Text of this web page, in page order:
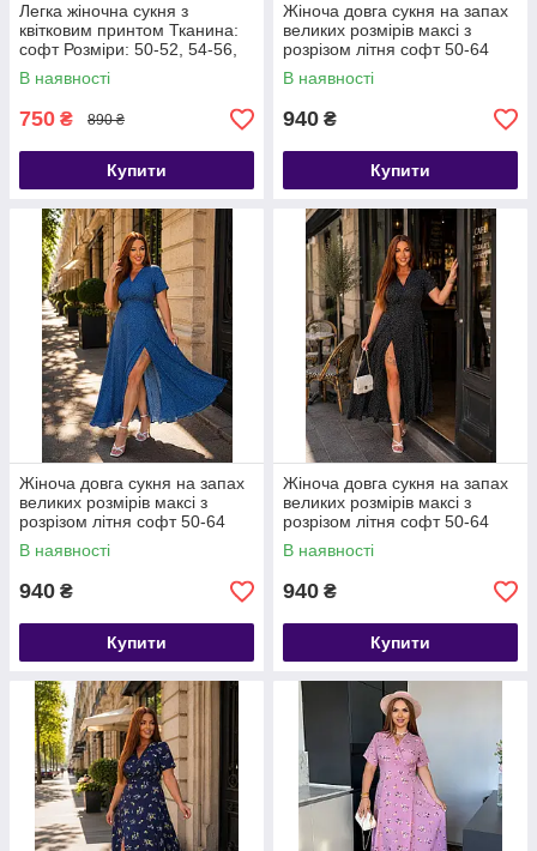
Легка жіночна сукня з
квітковим принтом Тканина:
софт Розміри: 50-52, 54-56,
58-60, 62-64
В наявності
750 ₴ 890 ₴
Купити
Жіноча довга сукня на запах
великих розмірів максі з
розрізом літня софт 50-64
В наявності
940 ₴
Купити
Жіноча довга сукня на запах
великих розмірів максі з
розрізом літня софт 50-64
В наявності
940 ₴
Купити
Жіноча довга сукня на запах
великих розмірів максі з
розрізом літня софт 50-64
В наявності
940 ₴
Купити